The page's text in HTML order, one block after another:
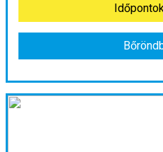
Üzbegisztán -